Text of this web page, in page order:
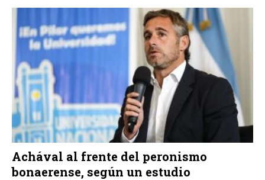
Achával al frente del peronismo
bonaerense, según un estudio